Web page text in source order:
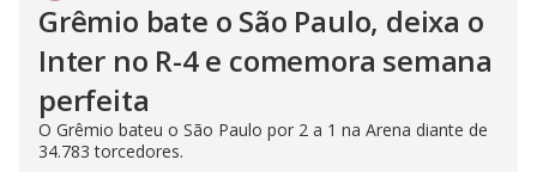
Grêmio bate o São Paulo, deixa o
Inter no R-4 e comemora semana
perfeita
O Grêmio bateu o São Paulo por 2 a 1 na Arena diante de
34.783 torcedores.